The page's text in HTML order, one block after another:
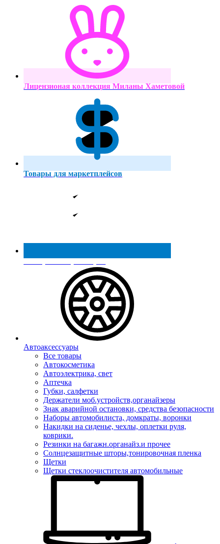
Лицензионая коллекция Миланы Хаметовой
Товары для маркетплейсов
Реестр МинПромТорга
Автоаксессуары
Все товары
Автокосметика
Автоэлектрика, свет
Аптечка
Губки, салфетки
Держатели моб.устройств,органайзеры
Знак аварийной остановки, средства безопасности
Наборы автомобилиста, домкраты, воронки
Накидки на сиденье, чехлы, оплетки руля,
коврики.
Резинки на багажн.органайз.и прочее
Солнцезащитные шторы,тонировочная пленка
Щетки
Щетки стеклоочистителя автомобильные